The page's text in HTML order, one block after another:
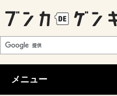
メニュー